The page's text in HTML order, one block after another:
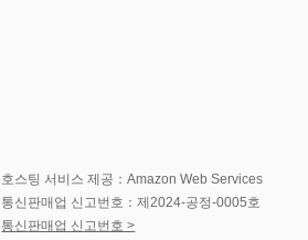
호스팅 서비스 제공：Amazon Web Services
통신판매업 신고번호：제2024-공정-0005호
통신판매업 신고번호 >